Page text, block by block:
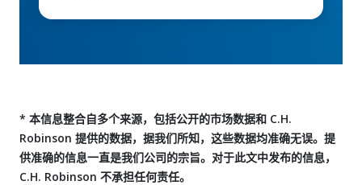
* 本信息整合自多个来源，包括公开的市场数据和 C.H.
Robinson 提供的数据，据我们所知，这些数据均准确无误。提
供准确的信息一直是我们公司的宗旨。对于此文中发布的信息，
C.H. Robinson 不承担任何责任。